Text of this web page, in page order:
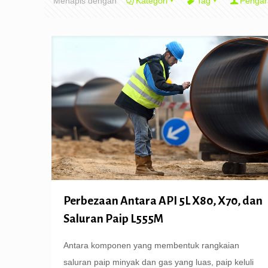
Perbezaan Antara API 5L X80, X70, dan
Saluran Paip L555M
Antara komponen yang membentuk rangkaian
saluran paip minyak dan gas yang luas, paip keluli